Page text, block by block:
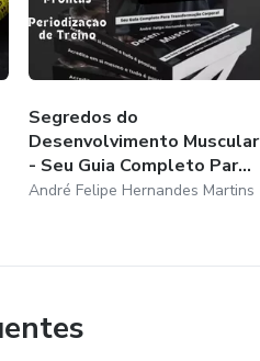
Segredos do
Desenvolvimento Muscular
- Seu Guia Completo Par...
André Felipe Hernandes Martins